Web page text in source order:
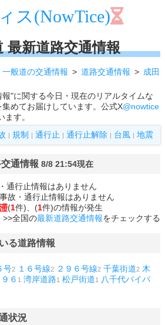
ス(NowTice)
最新道路交通情報
般道の交通情報 道路交通情報
成田
"に関する今日・現在のリアルタイムな
めてお届けしています。公式X@nowtice
す。
規制 通行止 通行止解除 台風 地震
通情報 8/8 21:54現在
通行止情報はありません
故・通行止情報はありません
(1件)、 (1件)の情報が発生
>>全国の最新道路交通情報をチェックする
る道路情報
号2 １６号線2 ２９６号線2 千葉街道2 木
９６ 1 湾岸道路1 松戸街道1 八千代バイパ
状況